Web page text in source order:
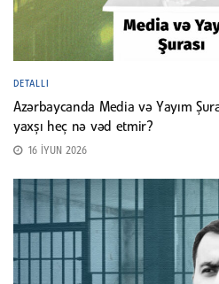
DETALLI
Azərbaycanda Media və Yayım
yaxşı heç nə vəd etmir?
16 İYUN 2026